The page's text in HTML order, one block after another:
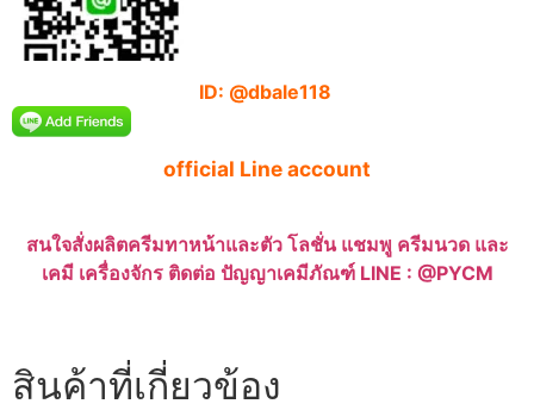
ID: @dbale118
official Line account
สนใจสั่งผลิตครีมทาหน้าและตัว โลชั่น แชมพู ครีมนวด และ
เคมี เครื่องจักร ติดต่อ ปัญญาเคมีภัณฑ์ LINE : @PYCM
สินค้าที่เกี่ยวข้อง